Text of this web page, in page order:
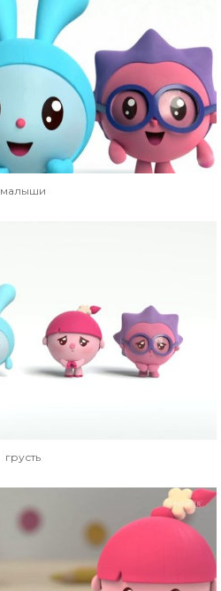
малыши
грусть